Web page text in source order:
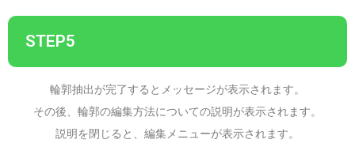
STEP5
輪郭抽出が完了するとメッセージが表示されます。
その後、輪郭の編集方法についての説明が表示されます。
説明を閉じると、編集メニューが表示されます。